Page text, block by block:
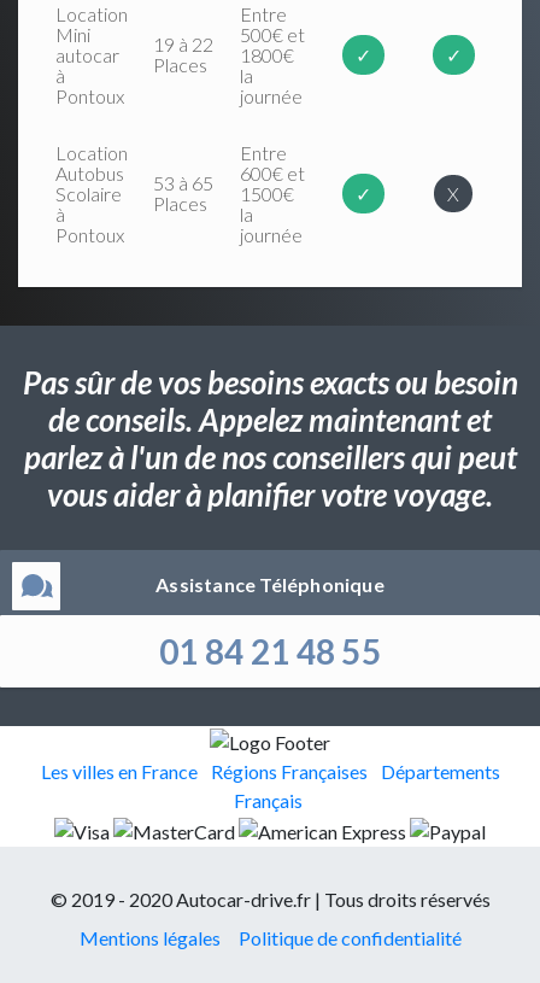
Location
Mini
autocar
à
Pontoux
19 à 22
Places
Entre
500€ et
1800€
la
journée
✓ ✓
Location
Autobus
Scolaire
à
Pontoux
53 à 65
Places
Entre
600€ et
1500€
la
journée
✓ X
Pas sûr de vos besoins exacts ou besoin
de conseils. Appelez maintenant et
parlez à l'un de nos conseillers qui peut
vous aider à planifier votre voyage.
Assistance Téléphonique
01 84 21 48 55
Les villes en France Régions Françaises
Départements
Français
© 2019 - 2020 Autocar-drive.fr | Tous droits réservés
Mentions légales
Politique de confidentialité